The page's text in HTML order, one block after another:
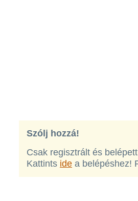
Szólj hozzá!
Csak regisztrált és
Kattints ide a belépéshez!